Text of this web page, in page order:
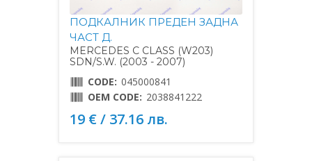
ПОДКАЛНИК ПРЕДЕН ЗАДНА
ЧАСТ Д.
MERCEDES C CLASS (W203)
SDN/S.W. (2003 - 2007)
CODE: 045000841
OEM CODE: 2038841222
19 € / 37.16 лв.